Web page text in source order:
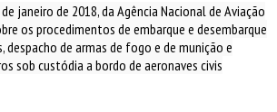
de janeiro de 2018,da Agência Nacional de Aviação
os procedimentos de embarque e desembarque
despacho de armas de fogo e de munição e
sob custódia a bordo de aeronaves civis